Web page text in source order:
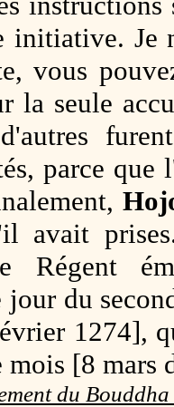
initiative. Je
vous
la seule
parce
avait
Régent
jour du
1274],
[8 mars
du Bouddha